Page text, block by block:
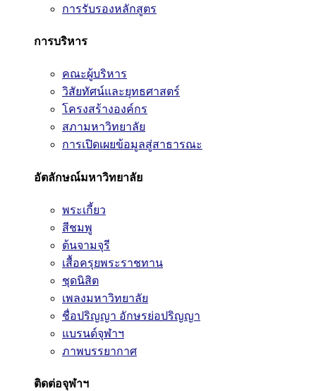
การรับรองหลักสูตร
การบริหาร
คณะผู้บริหาร
วิสัยทัศน์และยุทธศาสตร์
โครงสร้างองค์กร
สภามหาวิทยาลัย
การเปิดเผยข้อมูลสู่สาธารณะ
อัตลักษณ์มหาวิทยาลัย
พระเกี้ยว
สีชมพู
ต้นจามจุรี
เสื้อครุยพระราชทาน
ชุดนิสิต
เพลงมหาวิทยาลัย
ชื่อปริญญา อักษรย่อปริญญา
แบรนด์จุฬาฯ
ภาพบรรยากาศ
ติดต่อจุฬาฯ